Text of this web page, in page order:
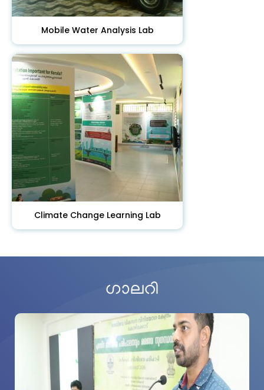
Mobile Water Analysis Lab
Climate Change Learning Lab
ഗാലറി